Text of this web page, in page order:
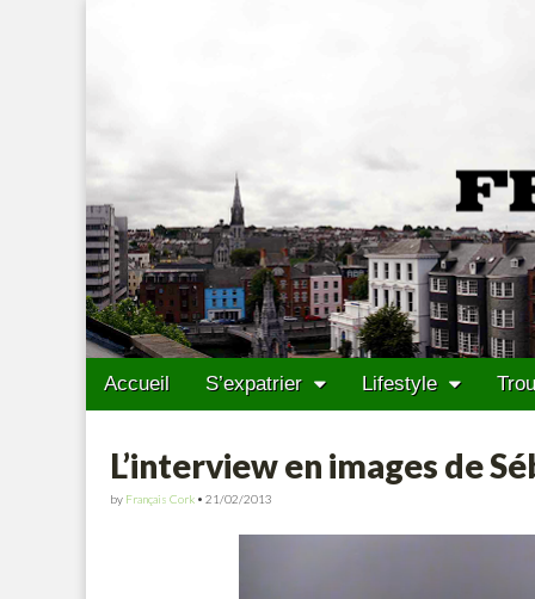
Main menu
Skip to content
Accueil S’expatrier Lifestyle
L’interview en images de
by Français Cork • 21/02/2013